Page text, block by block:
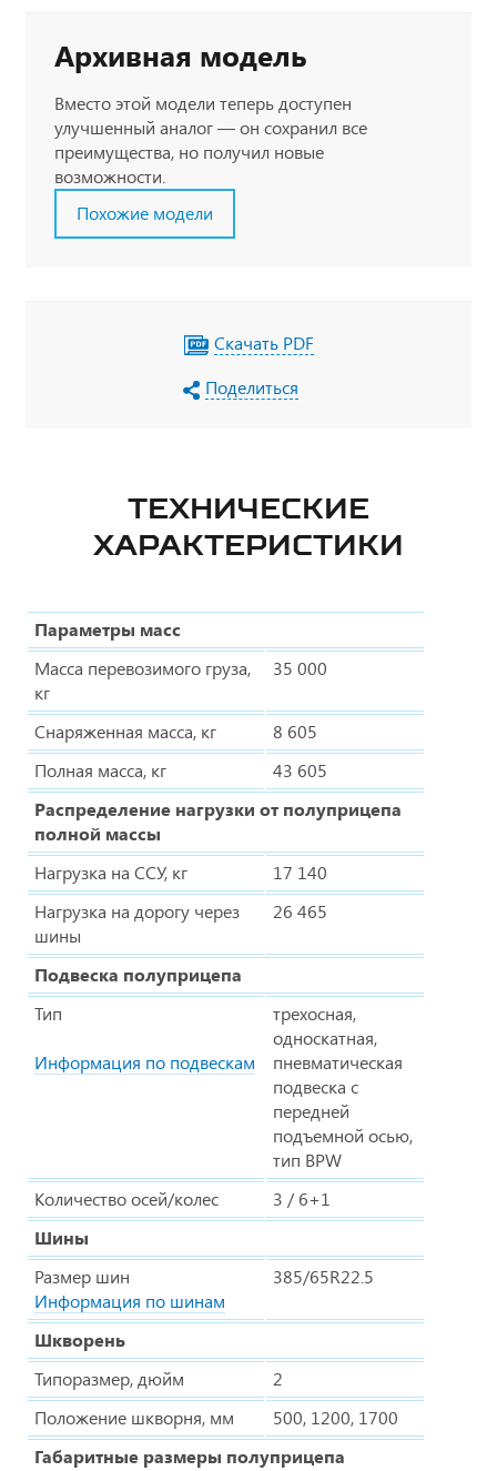
Архивная модель
Вместо этой модели теперь доступен
улучшенный аналог — он сохранил все
преимущества, но получил новые
возможности.
Похожие модели
Скачать PDF
Поделиться
ТЕХНИЧЕСКИЕ
ХАРАКТЕРИСТИКИ
Параметры масс
Масса перевозимого груза,
кг
35 000
Снаряженная масса, кг
8 605
Полная масса, кг
43 605
Распределение нагрузки от полуприцепа
полной массы
Нагрузка на ССУ, кг
17 140
Нагрузка на дорогу через
шины
26 465
Подвеска полуприцепа
Тип
Информация по подвескам
трехосная,
односкатная,
пневматическая
подвеска с
передней
подъемной осью,
тип BPW
Количество осей/колес
3 / 6+1
Шины
Размер шин
Информация по шинам
385/65R22.5
Шкворень
Типоразмер, дюйм
2
Положение шкворня, мм
500, 1200, 1700
Габаритные размеры полуприцепа